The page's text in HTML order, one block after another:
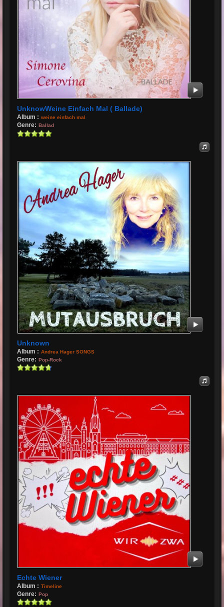
UnknowWeine Einfach Mal ( Ballade)
Album : weine einfach mal
Genre: Ballad
Unknown
Album : Andrea Hager SONGS
Genre: Pop-Rock
Echte Wiener
Album : Timeline
Genre: Pop